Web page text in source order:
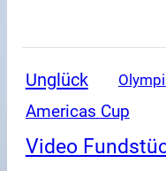
Unglück
Americas Cup
Video